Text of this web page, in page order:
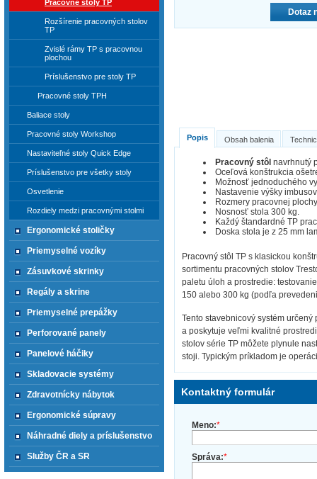
Dotaz
Popis Obsah balenia
Pracovný stôl navrhnutý
Oceľová konštrukcia
Možnosť jednoduchého
Nastavenie výšky
Rozmery pracovnej
Nosnosť stola 300 kg.
Každý štandardné TP
Doska stola je z 25 mm
Pracovný stôl TP s klasickou
sortimentu pracovných stolov
paletu úloh a prostredie:
150 alebo 300 kg (podľa
Tento stavebnicový systém
a poskytuje veľmi kvalitné
stolov série TP môžete plynule
stoji. Typickým príkladom je
Kontaktný formulár
Meno:*
Správa:*
Pracovné stoly TP
Rozšírenie pracovných stolov
TP
Zvislé rámy TP s pracovnou
plochou
Príslušenstvo pre stoly TP
Pracovné stoly TPH
Baliace stoly
Pracovné stoly Workshop
Nastaviteľné stoly Quick Edge
Príslušenstvo pre všetky stoly
Osvetlenie
Rozdiely medzi pracovnými stolmi
Ergonomické stoličky
Priemyselné vozíky
Zásuvkové skrinky
Regály a skrine
Priemyselné prepážky
Perforované panely
Panelové háčiky
Skladovacie systémy
Zdravotnícky nábytok
Ergonomické súpravy
Náhradné diely a príslušenstvo
Služby ČR a SR